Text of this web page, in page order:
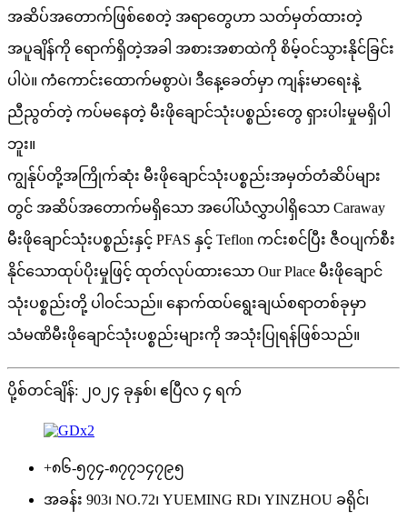
အဆိပ်အတောက်ဖြစ်စေတဲ့ အရာတွေဟာ သတ်မှတ်ထားတဲ့
အပူချိန်ကို ရောက်ရှိတဲ့အခါ အစားအစာထဲကို စိမ့်ဝင်သွားနိုင်ခြင်း
ပါပဲ။ ကံကောင်းထောက်မစွာပဲ၊ ဒီနေ့ခေတ်မှာ ကျန်းမာရေးနဲ့
ညီညွတ်တဲ့ ကပ်မနေတဲ့ မီးဖိုချောင်သုံးပစ္စည်းတွေ ရှားပါးမှုမရှိပါ
ဘူး။
ကျွန်ုပ်တို့အကြိုက်ဆုံး မီးဖိုချောင်သုံးပစ္စည်းအမှတ်တံဆိပ်များ
တွင် အဆိပ်အတောက်မရှိသော အပေါ်ယံလွှာပါရှိသော Caraway
မီးဖိုချောင်သုံးပစ္စည်းနှင့် PFAS နှင့် Teflon ကင်းစင်ပြီး ဇီဝပျက်စီး
နိုင်သောထုပ်ပိုးမှုဖြင့် ထုတ်လုပ်ထားသော Our Place မီးဖိုချောင်
သုံးပစ္စည်းတို့ ပါဝင်သည်။ နောက်ထပ်ရွေးချယ်စရာတစ်ခုမှာ
သံမဏိမီးဖိုချောင်သုံးပစ္စည်းများကို အသုံးပြုရန်ဖြစ်သည်။
ပို့စ်တင်ချိန်: ၂၀၂၄ ခုနှစ်၊ ဧပြီလ ၄ ရက်
+၈၆-၅၇၄-၈၇၇၁၄၇၉၅
အခန်း 903၊ NO.72၊ YUEMING RD၊ YINZHOU ခရိုင်၊